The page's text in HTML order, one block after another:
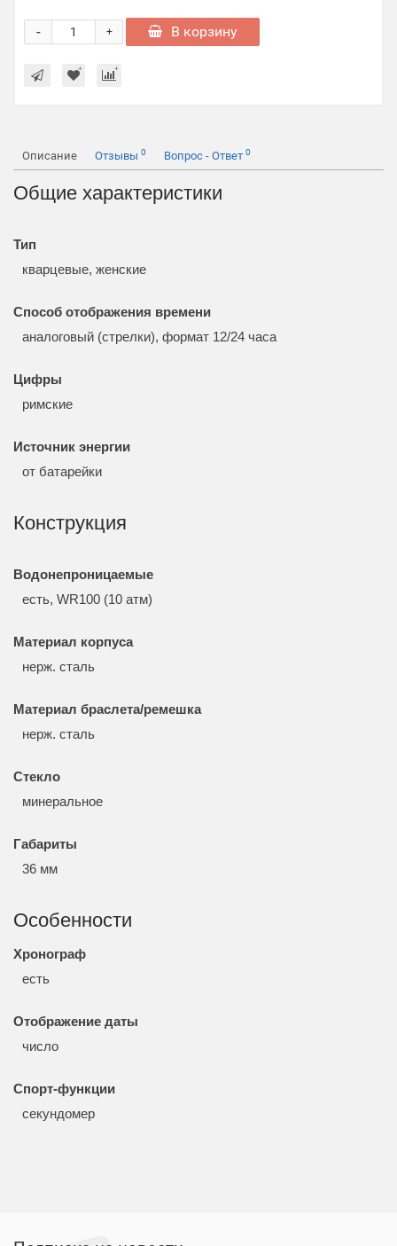
+
- В корзину
Описание Отзывы 0 Вопрос - Ответ 0
Общие характеристики
Тип
кварцевые, женские
Способ отображения времени
аналоговый (стрелки), формат 12/24 часа
Цифры
римские
Источник энергии
от батарейки
Конструкция
Водонепроницаемые
есть, WR100 (10 атм)
Материал корпуса
нерж. сталь
Материал браслета/ремешка
нерж. сталь
Стекло
минеральное
Габариты
36 мм
Особенности
Хронограф
есть
Отображение даты
число
Спорт-функции
секундомер